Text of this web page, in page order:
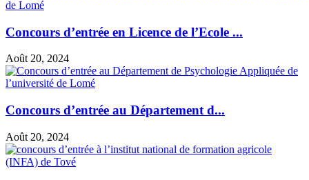
Concours d’entrée en Licence de l’Ecole ...
Août 20, 2024
Concours d’entrée au Département d...
Août 20, 2024